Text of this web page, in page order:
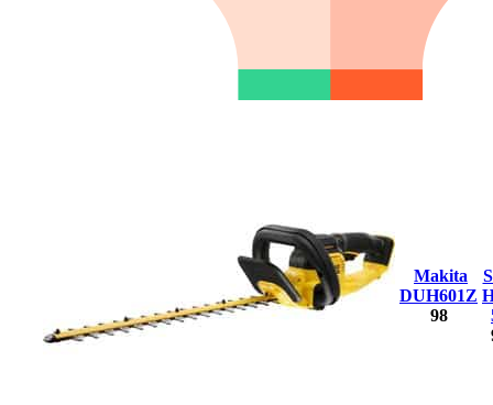
Makita
DUH601Z
98